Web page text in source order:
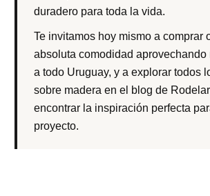
duradero para toda la vida.
Te invitamos hoy mismo a comprar
absoluta comodidad aprovechando
a todo Uruguay, y a explorar todos
sobre madera en el blog de
encontrar la inspiración perfecta
proyecto.